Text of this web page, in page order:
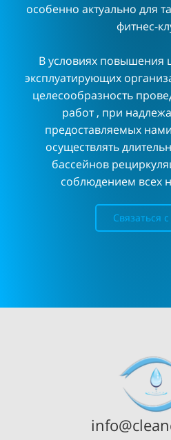
особенно актуально для
фитнес-
В условиях повышения
эксплуатирующих
целесообразность
работ , при
предоставляемых
осуществлять
бассейнов
соблюдением всех
Связаться